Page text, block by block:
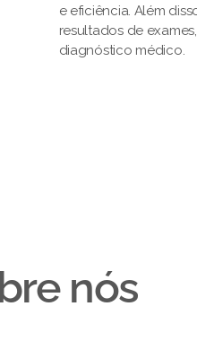
e eficiência. Além
resultados de
diagnóstico médico.
nós